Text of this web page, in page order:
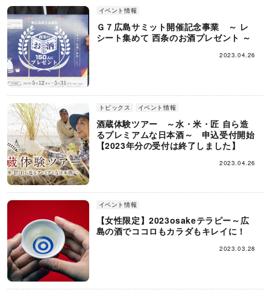
イベント情報
Ｇ７広島サミット開催記念事業 ～ レ
シート集めて 西条のお酒プレゼント ～
2023.04.26
トピックス イベント情報
酒蔵体験ツアー ～水・米・匠 自ら造
るプレミアムな日本酒～ 申込受付開始
【2023年分の受付は終了しました】
2023.04.26
イベント情報
【女性限定】2023osakeテラピー～広
島の酒でココロもカラダもキレイに！
2023.03.28